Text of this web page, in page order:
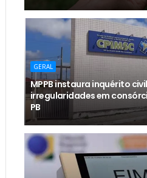
GERAL
MPPB instaura inquérito
irregularidades em
PB